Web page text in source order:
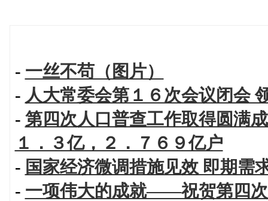
- 一丝不苟（图片）
- 人大常委会第１６次会议闭会
- 第四次人口普查工作取得圆满
１．３亿，２．７６９亿户
- 国家经济微调措施见效 即期
- 一项伟大的成就——祝贺第四